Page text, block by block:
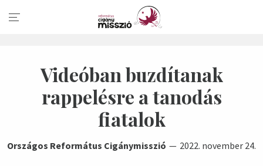
Videóban buzdítanak
rappelésre a tanodás
fiatalok
Országos Református Cigánymisszió 2022. november 24.